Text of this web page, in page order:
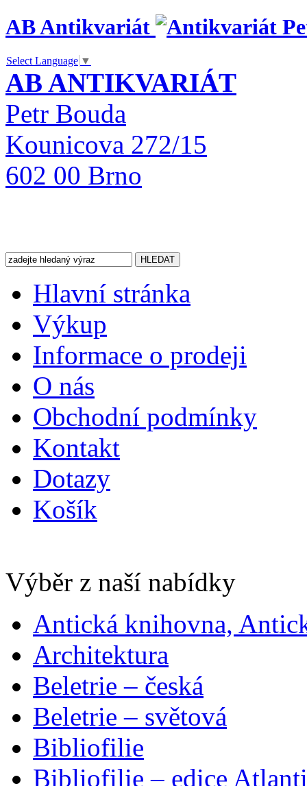
AB Antikvariát
Select Language ▼
AB ANTIKVARIÁT
Petr Bouda
Kounicova 272/15
602 00 Brno
Hlavní stránka
Výkup
Informace o prodeji
O nás
Obchodní podmínky
Kontakt
Dotazy
Košík
Výběr z naší nabídky
Antická knihovna,
Architektura
Beletrie – česká
Beletrie – světová
Bibliofilie
Bibliofilie – edice